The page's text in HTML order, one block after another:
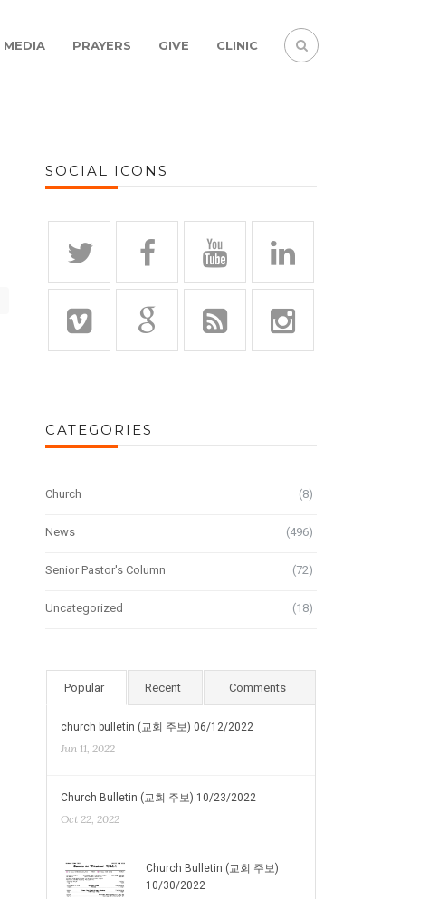
MEDIA PRAYERS GIVE CLINIC
SOCIAL ICONS
CATEGORIES
Church (8)
News (496)
Senior Pastor's Column (72)
Uncategorized (18)
Popular Recent Comments
church bulletin (교회 주보) 06/12/2022
Jun 11, 2022
Church Bulletin (교회 주보) 10/23/2022
Oct 22, 2022
Church Bulletin (교회 주보)
10/30/2022